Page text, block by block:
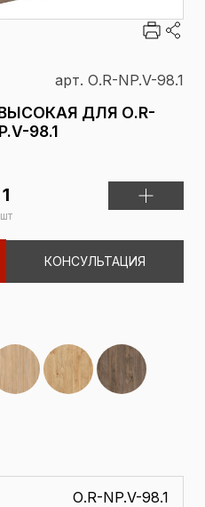
арт. О.R-NP.V-98.1
ДЛЯ О.R-
98.1
шт
КОНСУЛЬТАЦИЯ
О.R-NP.V-98.1